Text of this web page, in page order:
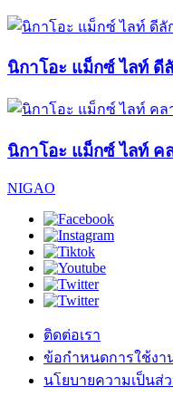
นิกาโอะ แม็กซ์ ไลท์ ดี
นิกาโอะ แม็กซ์ ไลท์ ค
NIGAO
ติดต่อเรา
ข้อกำหนดการใช้งา
นโยบายความเป็นส่